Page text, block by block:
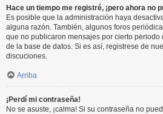
Hace un tiempo me registré, ¡pero ahora no
Es posible que la administración haya
alguna razón. También, algunos foros
que no publicaron mensajes por cierto
de la base de datos. Si es así, registrese de
discuciones.
Arriba
¡Perdí mi contraseña!
No se asuste, ¡calma! Si su contraseña no